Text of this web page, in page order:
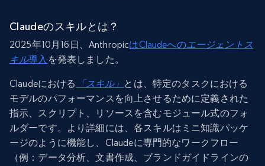
Claudeのスキルとは？
2025年10月16日、AnthropicはClaudeへのエージェントス
キル導入 を発表しました。
Claudeにおける 「スキル」 とは、特定のタスクにおける
モデルのパフォーマンスを向上させるために定義された
指示、スクリプト、リソースを含むモジュール式のフォ
ルダーです。より詳細には、各スキルはミニ知識パッケ
ージのように機能し、Claudeに専門的なワークフロー
（例：データ分析、文書作成、ブランドガイドラインの